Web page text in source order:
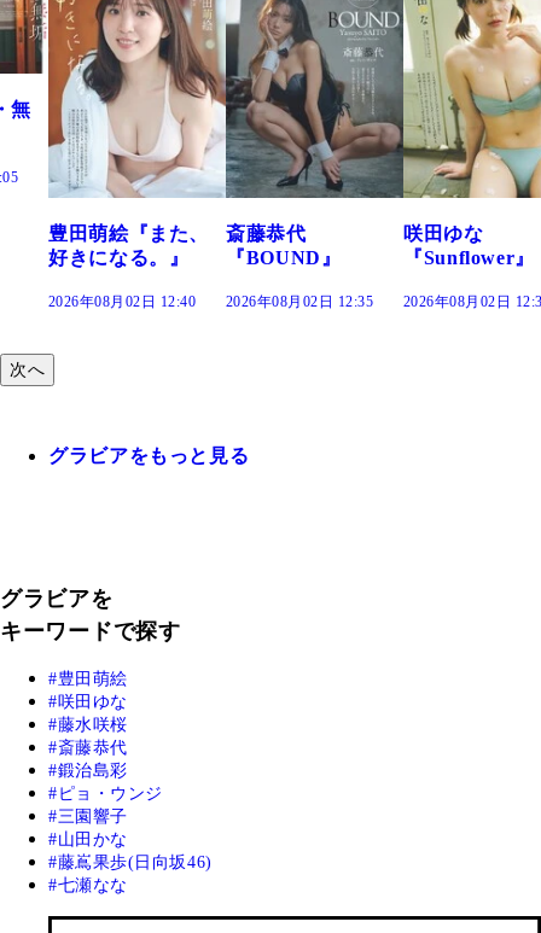
斎藤恭代
『BOUND』
2026年08月02日 12:35
咲田ゆな
『Sunflower』
2026年08月02日 12:30
藤水咲桜『花
だまり』
2026年08月02日
次へ
グラビアをもっと見る
グラビアを
キーワードで探す
豊田萌絵
咲田ゆな
藤水咲桜
斎藤恭代
鍛治島彩
ピョ・ウンジ
三園響子
山田かな
藤嶌果歩(日向坂46)
七瀬なな